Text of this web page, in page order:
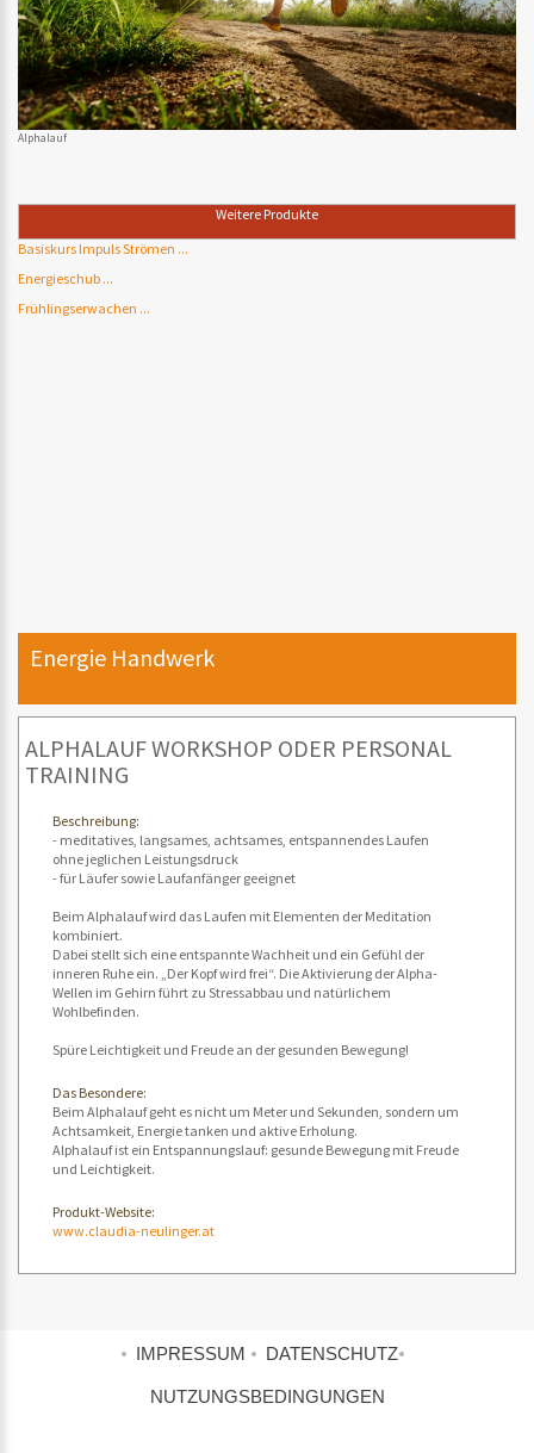
Alphalauf
Weitere Produkte
Basiskurs Impuls Strömen ...
Energieschub ...
Frühlingserwachen ...
Energie Handwerk
ALPHALAUF WORKSHOP ODER PERSONAL
TRAINING
Beschreibung:
- meditatives, langsames, achtsames, entspannendes Laufen
ohne jeglichen Leistungsdruck
- für Läufer sowie Laufanfänger geeignet
Beim Alphalauf wird das Laufen mit Elementen der Meditation
kombiniert.
Dabei stellt sich eine entspannte Wachheit und ein Gefühl der
inneren Ruhe ein. „Der Kopf wird frei“. Die Aktivierung der Alpha-
Wellen im Gehirn führt zu Stressabbau und natürlichem
Wohlbefinden.
Spüre Leichtigkeit und Freude an der gesunden Bewegung!
Das Besondere:
Beim Alphalauf geht es nicht um Meter und Sekunden, sondern um
Achtsamkeit, Energie tanken und aktive Erholung.
Alphalauf ist ein Entspannungslauf: gesunde Bewegung mit Freude
und Leichtigkeit.
Produkt-Website:
www.claudia-neulinger.at
IMPRESSUM DATENSCHUTZ
NUTZUNGSBEDINGUNGEN